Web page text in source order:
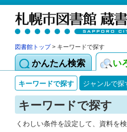
図書館トップ> キーワードで探す
かんたん検索 い
キーワードで探す ジャンルで探
キーワードで探す
くわしい条件を設定して、資料を